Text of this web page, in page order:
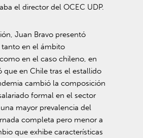
el director del OCEC UDP.
Juan Bravo presentó
en el ámbito
en el caso chileno, en
que en Chile tras el estallido
cambió la composición
formal en el sector
mayor prevalencia del
completa pero menor a
que exhibe características